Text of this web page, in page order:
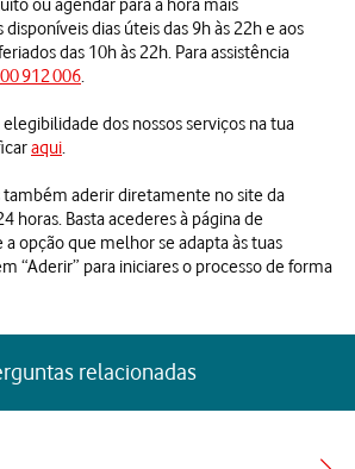
dias úteis das 9h às 22h e aos
das 10h às 22h. Para assistência
912 006.
elegibilidade dos nossos serviços na tua
aqui.
aderir diretamente no site da
horas. Basta acederes à página de
a opção que melhor se adapta às tuas
“Aderir” para iniciares o processo de forma
relacionadas